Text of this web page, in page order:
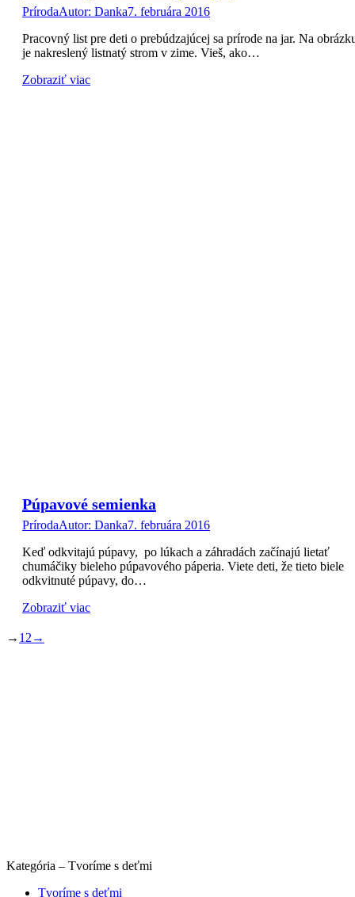
PrírodaAutor: Danka7. februára 2016
Pracovný list pre deti o prebúdzajúcej sa prírode na jar. Na
je nakreslený listnatý strom v zime. Vieš, ako…
Zobraziť viac
Púpavové semienka
PrírodaAutor: Danka7. februára 2016
Keď odkvitajú púpavy, po lúkach a záhradách začínajú lietať
chumáčiky bieleho púpavového páperia. Viete deti, že tieto biele
odkvitnuté púpavy, do…
Zobraziť viac
→ 1 2 →
Kategória – Tvoríme s deťmi
Tvoríme s deťmi